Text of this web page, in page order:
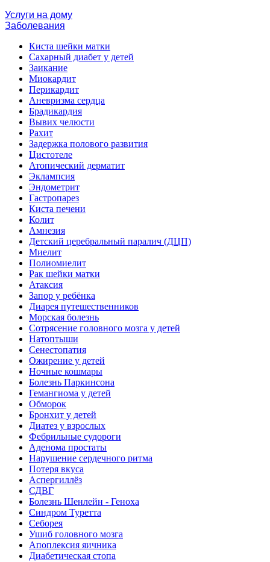
Услуги на дому
Заболевания
Киста шейки матки
Сахарный диабет у детей
Заикание
Миокардит
Перикардит
Аневризма сердца
Брадикардия
Вывих челюсти
Рахит
Задержка полового развития
Цистотеле
Атопический дерматит
Эклампсия
Эндометрит
Гастропарез
Киста печени
Колит
Амнезия
Детский церебральный паралич (ДЦП)
Миелит
Полиомиелит
Рак шейки матки
Атаксия
Запор у ребёнка
Диарея путешественников
Морская болезнь
Сотрясение головного мозга у детей
Натоптыши
Сенестопатия
Ожирение у детей
Ночные кошмары
Болезнь Паркинсона
Гемангиома у детей
Обморок
Бронхит у детей
Диатез у взрослых
Фебрильные судороги
Аденома простаты
Нарушение сердечного ритма
Потеря вкуса
Аспергиллёз
СДВГ
Болезнь Шенлейн - Геноха
Синдром Туретта
Себорея
Ушиб головного мозга
Апоплексия яичника
Диабетическая стопа